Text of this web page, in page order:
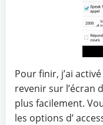
Pour finir, j’ai activé
revenir sur l’écran
plus facilement.
les options d’